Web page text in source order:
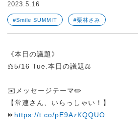
2023.5.16
#Smile SUMMIT #栗林さみ
《本日の議題》
⚖️5/16 Tue.本日の議題⚖️
✉️メッセージテーマ✏️
【常連さん、いらっしゃい！】
⏩ https://t.co/pE9AzKQQUO